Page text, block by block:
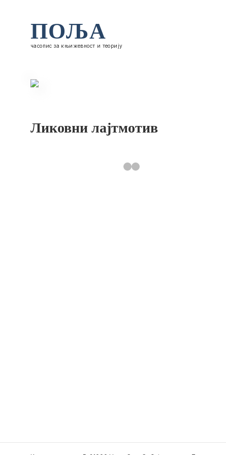
ПОЉА
часопис за књижевност и теорију
Ликовни лајтмотив